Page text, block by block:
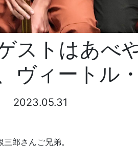
トはあべ
ヴィートル
2023.05.31
郎さんご兄弟。